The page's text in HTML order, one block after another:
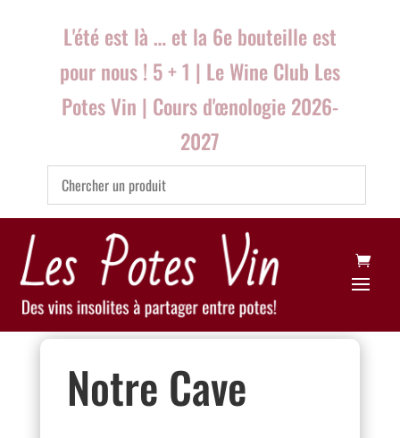
L'été est là … et la 6e bouteille est
pour nous ! 5 + 1 | Le Wine Club Les
Potes Vin | Cours d'œnologie 2026-
2027
Notre Cave